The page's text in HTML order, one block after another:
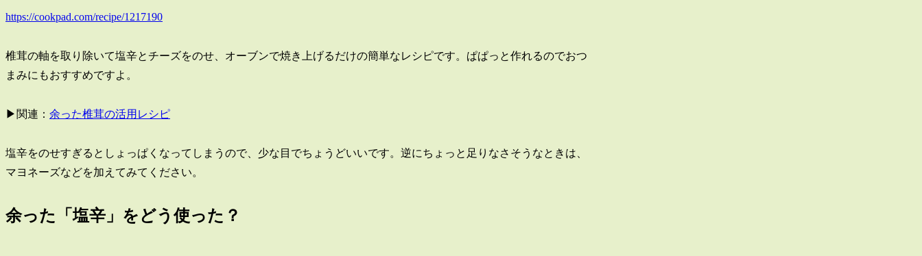
https://cookpad.com/recipe/1217190
椎茸の軸を取り除いて塩辛とチーズをのせ、オーブンで焼き上げるだけの簡単なレシピです。ぱぱっと作れるのでおつ
まみにもおすすめですよ。
▶関連： 余った椎茸の活用レシピ
塩辛をのせすぎるとしょっぱくなってしまうので、少な目でちょうどいいです。逆にちょっと足りなさそうなときは、
マヨネーズなどを加えてみてください。
余った「塩辛」をどう使った？